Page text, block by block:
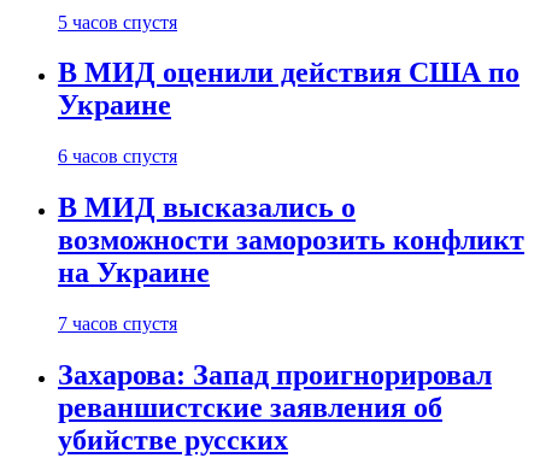
5 часов спустя
В МИД оценили действия США по
Украине
6 часов спустя
В МИД высказались о
возможности заморозить конфликт
на Украине
7 часов спустя
Захарова: Запад проигнорировал
реваншистские заявления об
убийстве русских